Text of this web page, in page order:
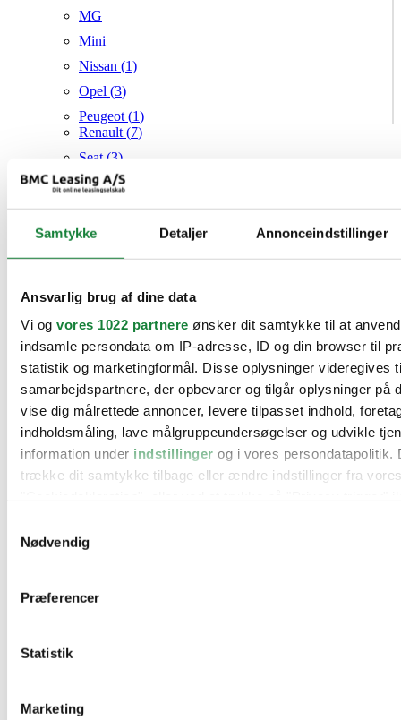
Samtykke Detaljer Annonceindstillinger
Ansvarlig brug af dine data
Vi og vores 1022 partnere ønsker dit samtykke til at
indsamle persondata om IP-adresse, ID og din browser til
statistik og marketingformål. Disse oplysninger videregives
samarbejdspartnere, der opbevarer og tilgår oplysninger på
vise dig målrettede annoncer, levere tilpasset indhold,
indholdsmåling, lave målgruppeundersøgelser og udvikle
information under indstillinger og i vores persondatapolitik.
trække dit samtykke tilbage eller ændre indstillinger fra
Hvis du tillader det, vil vi også gerne:
Identificere din enhed baseret på en scanning af
Dine valg anvendes på hele websitet.
Nødvendig
Præferencer
Statistik
Marketing
MG
Mini
Nissan (1)
Opel (3)
Peugeot (1)
Renault (7)
Seat (3)
Skoda (1
Suzuki
Tesla
Toyota (1)
Audi
BMW
Citroën
Cupra
Dacia
Fiat
Ford
Hyundai
Mercedes
MG
Peugeot
Suzuki
Øvrige informationer